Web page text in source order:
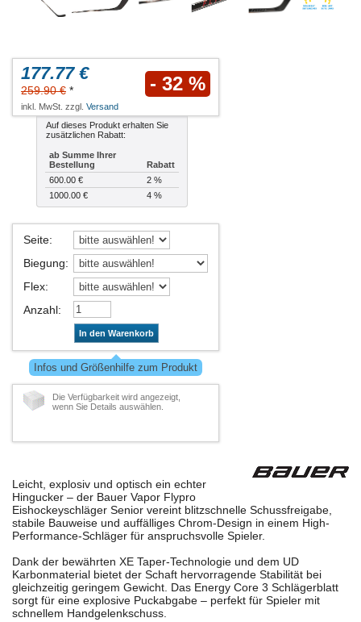
177.77 €
259.90 € * - 32 %
inkl. MwSt. zzgl. Versand
Auf dieses Produkt erhalten Sie
zusätzlichen Rabatt:
ab Summe Ihrer
Bestellung
Rabatt
600.00 €
2 %
1000.00 €
4 %
Seite:
Biegung:
Flex:
Anzahl:
In den Warenkorb
Infos und Größenhilfe zum Produkt
Die Verfügbarkeit wird angezeigt,
wenn Sie Details auswählen.
Leicht, explosiv und optisch ein echter
Hingucker – der Bauer Vapor Flypro
Eishockeyschläger Senior vereint blitzschnelle Schussfreigabe,
stabile Bauweise und auffälliges Chrom-Design in einem High-
Performance-Schläger für anspruchsvolle Spieler.
Dank der bewährten XE Taper-Technologie und dem UD
Karbonmaterial bietet der Schaft hervorragende Stabilität bei
gleichzeitig geringem Gewicht. Das Energy Core 3 Schlägerblatt
sorgt für eine explosive Puckabgabe – perfekt für Spieler mit
schnellem Handgelenkschuss.